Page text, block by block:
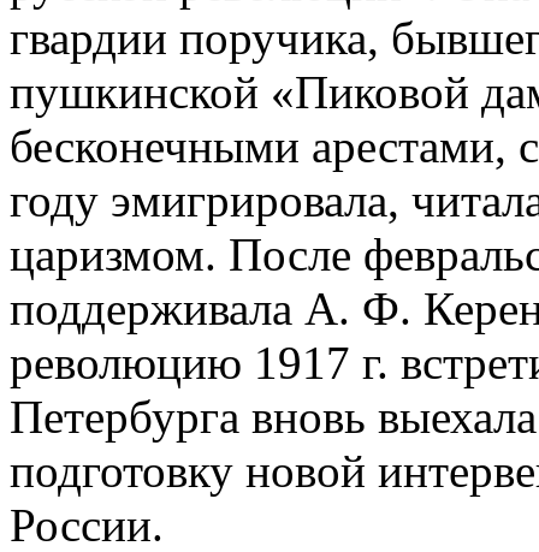
гвардии поручика,
пушкинской «Пиковой
бесконечными арестами,
году эмигрировала,
царизмом. После
поддерживала А. Ф.
революцию 1917 г.
Петербурга вновь
подготовку новой
России.